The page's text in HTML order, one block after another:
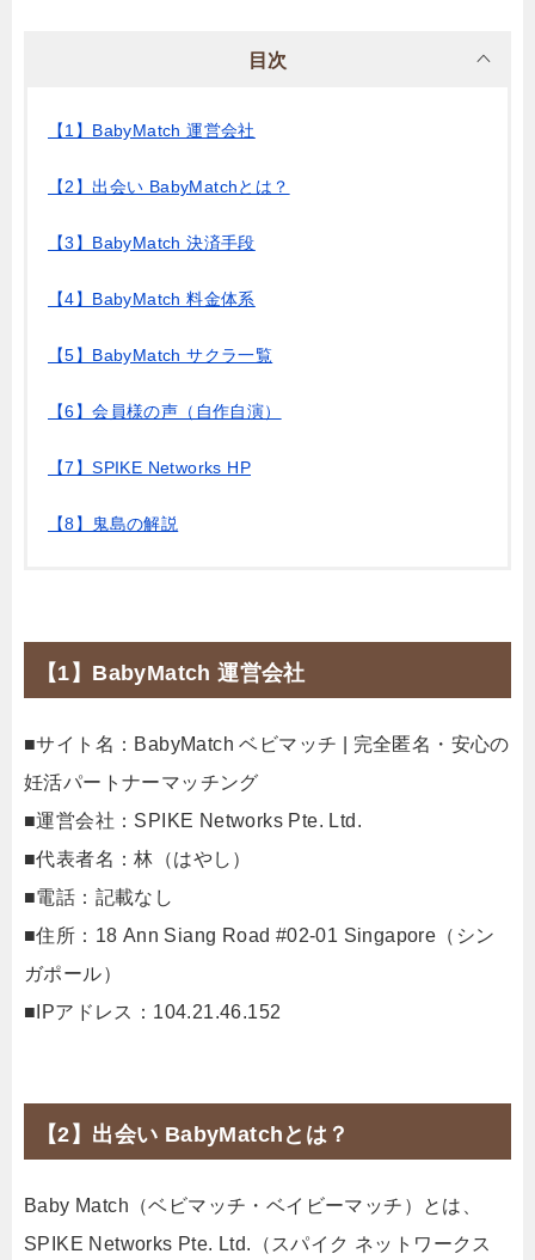
目次
【1】BabyMatch 運営会社
【2】出会い BabyMatchとは？
【3】BabyMatch 決済手段
【4】BabyMatch 料金体系
【5】BabyMatch サクラ一覧
【6】会員様の声（自作自演）
【7】SPIKE Networks HP
【8】鬼島の解説
【1】BabyMatch 運営会社
■サイト名：BabyMatch ベビマッチ | 完全匿名・安心の
妊活パートナーマッチング
■運営会社：SPIKE Networks Pte. Ltd.
■代表者名：林（はやし）
■電話：記載なし
■住所：18 Ann Siang Road #02-01 Singapore（シン
ガポール）
■IPアドレス：104.21.46.152
【2】出会い BabyMatchとは？
Baby Match（ベビマッチ・ベイビーマッチ）とは、
SPIKE Networks Pte. Ltd.（スパイク ネットワークス